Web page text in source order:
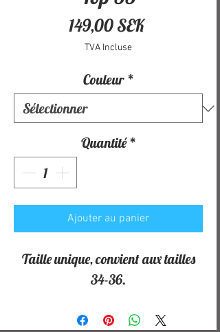
149,00 SEKPrix
TVA Incluse
Couleur *
Quantité *
Ajouter au panier
Taille unique, convient aux tailles
34-36.